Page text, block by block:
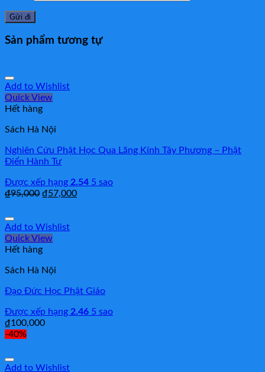
Sản phẩm tương tự
Add to Wishlist
Quick View
Hết hàng
Sách Hà Nội
Nghiên Cứu Phật Học Qua Lăng Kính Tây Phương – Phật
Điển Hành Tư
Được xếp hạng 2.54 5 sao
₫95,000 ₫57,000
Add to Wishlist
Quick View
Hết hàng
Sách Hà Nội
Đạo Đức Học Phật Giáo
Được xếp hạng 2.46 5 sao
₫100,000
-40%
Add to Wishlist